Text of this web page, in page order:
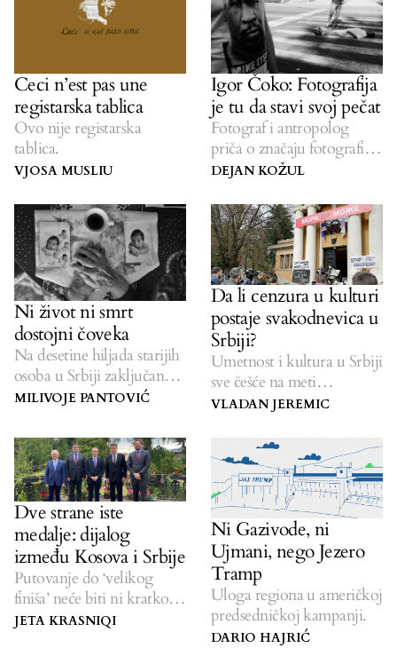
Ceci n’est pas une
registarska tablica
Ovo nije registarska
tablica.
VJOSA MUSLIU
Igor Čoko: Fotografija
je tu da stavi svoj pečat
Fotograf i antropolog
priča o značaju fotografije i
obavezi da ne zaboravimo.
DEJAN KOŽUL
Ni život ni smrt
dostojni čoveka
Na desetine hiljada starijih
osoba u Srbiji zaključano u
staračkim domovima.
MILIVOJE PANTOVIĆ
Da li cenzura u kulturi
postaje svakodnevica u
Srbiji?
Umetnost i kultura u Srbiji
sve češće na meti
nacionalista.
VLADAN JEREMIC
Dve strane iste
medalje: dijalog
između Kosova i Srbije
Putovanje do ‘velikog
finiša’ neće biti ni kratko,
ni lako.
JETA KRASNIQI
Ni Gazivode, ni
Ujmani, nego Jezero
Tramp
Uloga regiona u američkoj
predsedničkoj kampanji.
DARIO HAJRIĆ